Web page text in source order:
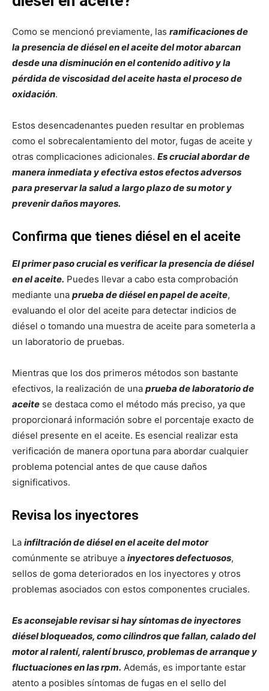
Como se mencionó previamente, las ramificaciones de
la presencia de diésel en el aceite del motor abarcan
desde una disminución en el contenido aditivo y la
pérdida de viscosidad del aceite hasta el proceso de
oxidación.
Estos desencadenantes pueden resultar en problemas
como el sobrecalentamiento del motor, fugas de aceite y
otras complicaciones adicionales. Es crucial abordar de
manera inmediata y efectiva estos efectos adversos
para preservar la salud a largo plazo de su motor y
prevenir daños mayores.
Confirma que tienes diésel en el aceite
El primer paso crucial es verificar la presencia de diésel
en el aceite. Puedes llevar a cabo esta comprobación
mediante una prueba de diésel en papel de aceite,
evaluando el olor del aceite para detectar indicios de
diésel o tomando una muestra de aceite para someterla a
un laboratorio de pruebas.
Mientras que los dos primeros métodos son bastante
efectivos, la realización de una prueba de laboratorio de
aceite se destaca como el método más preciso, ya que
proporcionará información sobre el porcentaje exacto de
diésel presente en el aceite. Es esencial realizar esta
verificación de manera oportuna para abordar cualquier
problema potencial antes de que cause daños
significativos.
Revisa los inyectores
La infiltración de diésel en el aceite del motor
comúnmente se atribuye a inyectores defectuosos,
sellos de goma deteriorados en los inyectores y otros
problemas asociados con estos componentes cruciales.
Es aconsejable revisar si hay síntomas de inyectores
diésel bloqueados, como cilindros que fallan, calado del
motor al ralentí, ralentí brusco, problemas de arranque y
fluctuaciones en las rpm. Además, es importante estar
atento a posibles síntomas de fugas en el sello del